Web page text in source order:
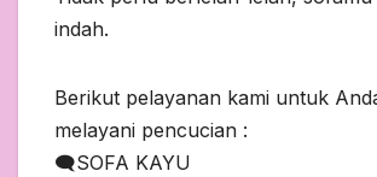
indah.
Berikut pelayanan kami untuk
melayani pencucian :
🗨️SOFA KAYU